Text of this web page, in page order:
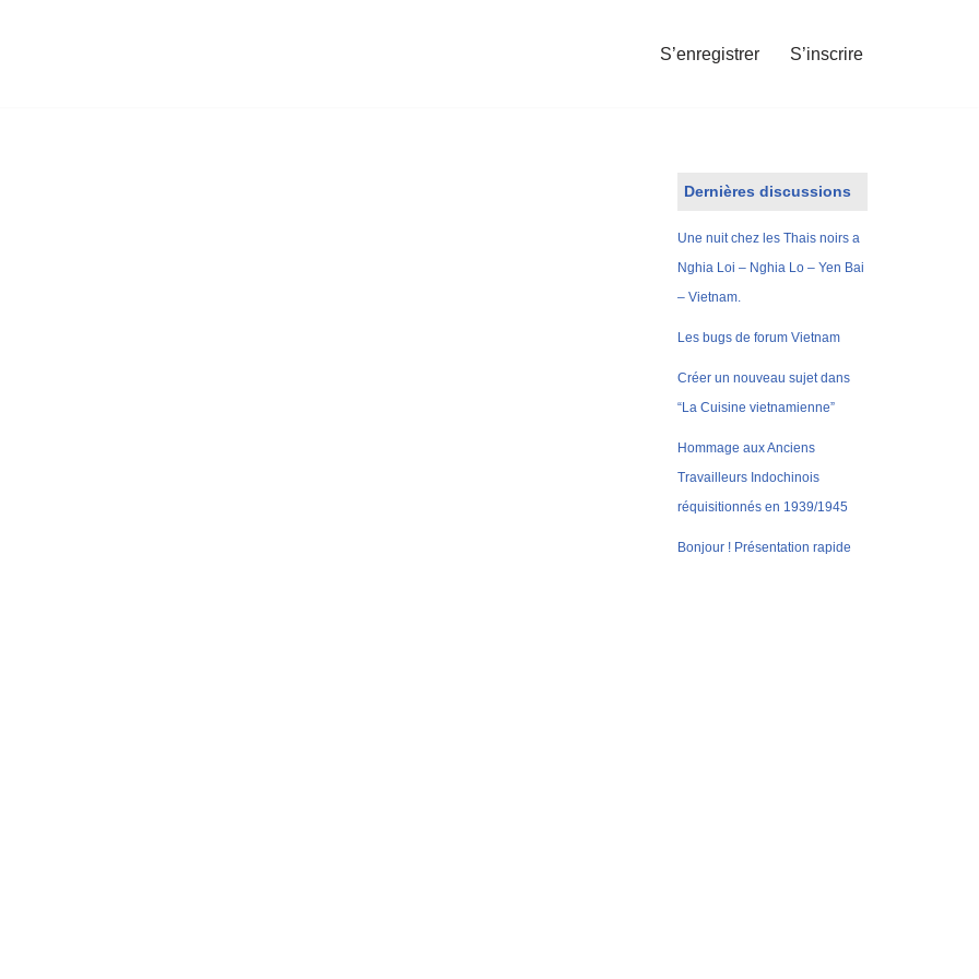
S’enregistrer S’inscrire
Dernières discussions
Une nuit chez les Thais noirs a
Nghia Loi – Nghia Lo – Yen Bai
– Vietnam.
Les bugs de forum Vietnam
Créer un nouveau sujet dans
“La Cuisine vietnamienne”
Hommage aux Anciens
Travailleurs Indochinois
réquisitionnés en 1939/1945
Bonjour ! Présentation rapide